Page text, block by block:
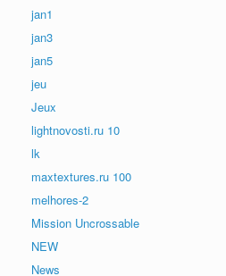
jan1
jan3
jan5
jeu
Jeux
lightnovosti.ru 10
lk
maxtextures.ru 100
melhores-2
Mission Uncrossable
NEW
News